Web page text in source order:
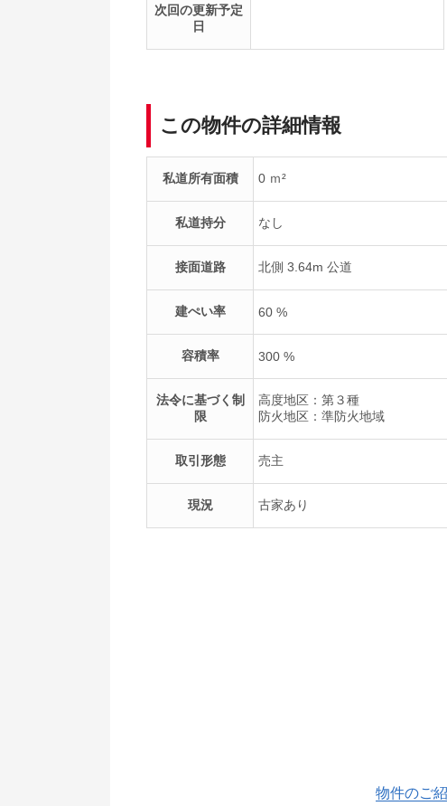
次回の更新予定
日
この物件の詳細情報
私道所有面積 0 ｍ²
私道持分 なし
接面道路 北側 3.64m 公道
建ぺい率 60 %
容積率 300 %
法令に基づく制
限
高度地区：第３種
防火地区：準防火地域
取引形態 売主
現況 古家あり
物件のご